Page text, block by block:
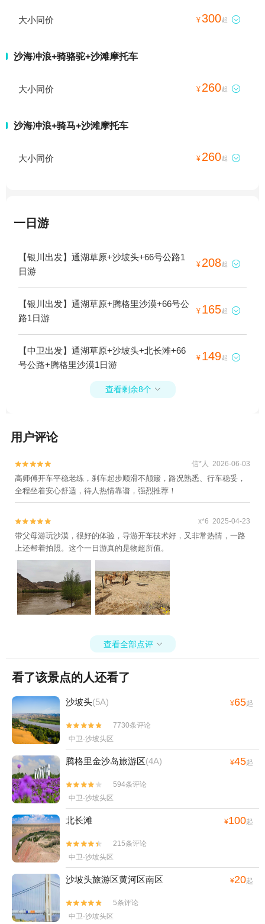
大小同价 ¥300起 
沙海冲浪+骑骆驼+沙滩摩托车
大小同价 ¥ 260起 
沙海冲浪+骑马+沙滩摩托车
大小同价 ¥ 260起 
一日游
【银川出发】通湖草原+沙坡头+66号公路1
日游
¥ 208起 
【银川出发】通湖草原+腾格里沙漠+66号公
路1日游
¥ 165起 
【中卫出发】通湖草原+沙坡头+北长滩+66
号公路+腾格里沙漠1日游
¥ 149起 
查看剩余8个 
用户评论

 信*人 2026-06-03
高师傅开车平稳老练，刹车起步顺滑不颠簸，路况熟悉、行车稳妥，
全程坐着安心舒适，待人热情靠谱，强烈推荐！

 x*6 2025-04-23
带父母游玩沙漠，很好的体验，导游开车技术好，又非常热情，一路
上还帮着拍照。这个一日游真的是物超所值。
查看全部点评 
看了该景点的人还看了
沙坡头(5A) ¥65起


7730条评论
中卫·沙坡头区
腾格里金沙岛旅游区(4A) ¥45起


594条评论
中卫·沙坡头区
北长滩 ¥100起


215条评论
中卫·沙坡头区
沙坡头旅游区黄河区南区 ¥20起


5条评论
中卫·沙坡头区